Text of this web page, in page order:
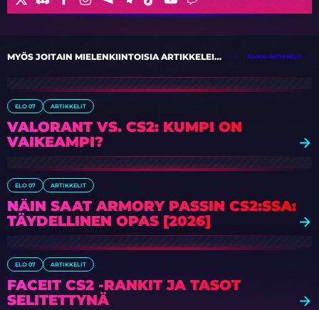
MYÖS JOITAIN MIELENKIINTOISIA ARTIKKELEITA KAIKKI ARTIKKELIT
ELO 07 ARTIKKELIT
VALORANT VS. CS2: KUMPI ON
VAIKEAMPI?
ELO 07 ARTIKKELIT
NÄIN SAAT ARMORY PASSIN CS2:SSA:
TÄYDELLINEN OPAS [2026]
ELO 07 ARTIKKELIT
FACEIT CS2 -RANKIT JA TASOT
SELITETTYNÄ